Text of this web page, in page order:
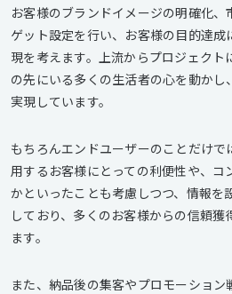
お客様のブランドイメージの明確化
ゲット設定を行い、お客様の目的達
現を考えます。上流からプロジェクト
の先にいる多くの生活者の心を動か
実現しています。
もちろんエンドユーザーのことだけ
用するお客様にとっての利便性や、コ
かといったことも考慮しつつ、情報を
しており、多くのお客様からの信頼獲
ます。
また、納品後の集客やプロモーション